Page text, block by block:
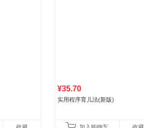
¥35.70
实用程序育儿法(新版)